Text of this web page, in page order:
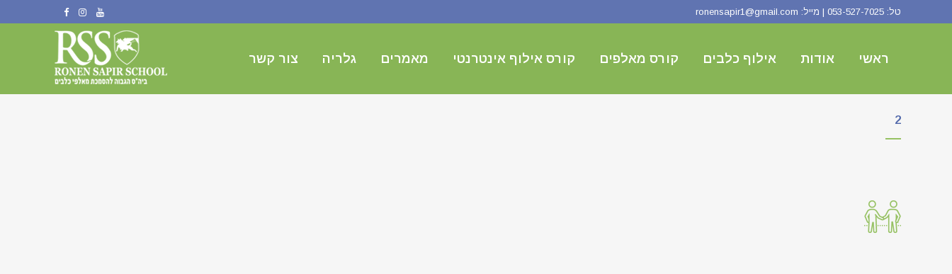
טל: 053-527-7025 | מייל: ronensapir1@gmail.com
ראשי אודות אילוף כלבים קורס מאלפים קורס אילוף אינטרנטי מאמרים גלריה צור קשר
2